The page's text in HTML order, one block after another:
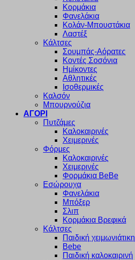
Κορμάκια
Φανελάκια
Κολάν-Μπουστάκια
Λαστέξ
Κάλτσες
Σουμπάς-Αόρατες
Κοντές Σοσόνια
Ημίκοντες
Αθλητικές
Ισοθερμικές
Καλσόν
Μπουρνούζια
ΑΓΟΡΙ
Πυτζάμες
Καλοκαιρινές
Χειμερινές
Φόρμες
Καλοκαιρινές
Χειμερινές
Φορμάκια BeBe
Εσώρουχα
Φανελάκια
Μπόξερ
Σλιπ
Κορμάκια Βρεφικά
Κάλτσες
Παιδική χειμωνιάτικη
Bebe
Παιδική καλοκαιρινή